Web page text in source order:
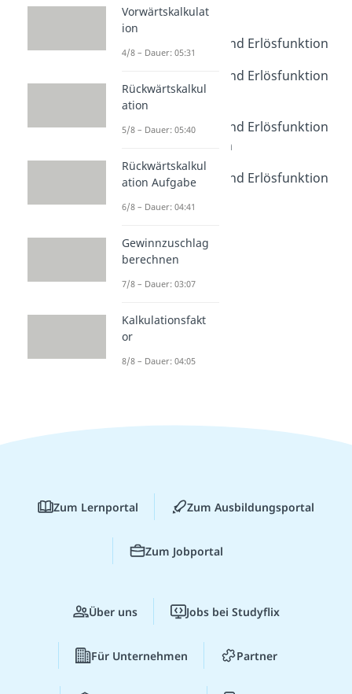
Kostenfunktion
Dauer: 03:23
Gewinnfunktion und Erlösfunktion
Dauer: 03:32
Gewinnfunktion und Erlösfunktion
Übungsaufgabe
Dauer: 02:54
Gewinnfunktion und Erlösfunktion
Verständnisfragen
Dauer: 06:06
Gewinnfunktion und Erlösfunktion
Dauer: 04:05
Vorwärtskalkulat
ion
4/8 – Dauer: 05:31
Rückwärtskalkul
ation
5/8 – Dauer: 05:40
Rückwärtskalkul
ation Aufgabe
6/8 – Dauer: 04:41
Gewinnzuschlag
berechnen
7/8 – Dauer: 03:07
Kalkulationsfakt
or
8/8 – Dauer: 04:05
Zum Lernportal Zum Ausbildungsportal
Zum Jobportal
Über uns Jobs bei Studyflix
Für Unternehmen Partner